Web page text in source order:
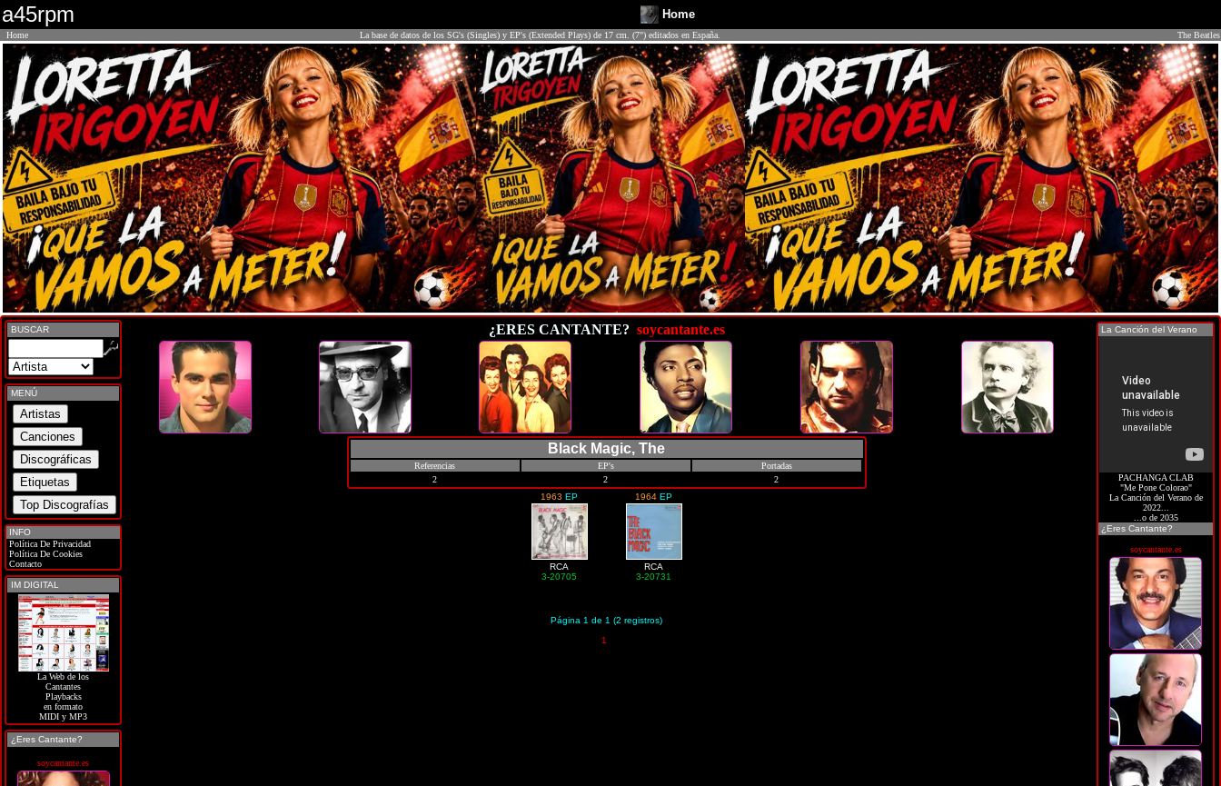
a45rpm Home
Home La base de datos de los SG's (Singles) y EP's (Extended Plays) de 17 cm. (7") editados en España. The Beatles
BUSCAR
MENÚ
INFO
Política De Privacidad
Política De Cookies
Contacto
IM DIGITAL
La Web de los
Cantantes
Playbacks
en formato
MIDI y MP3
¿Eres Cantante?
soycantante.es
¿ERES CANTANTE? soycantante.es
Black Magic, The
Referencias EP's
Portadas
2
2
2
1963 EP
RCA
3-20705
1964 EP
RCA
3-20731
Página 1 de 1 (2 registros)
1
La Canción del Verano
PACHANGA CLAB
"Me Pone Colorao"
La Canción del Verano de
2022...
...o de 2035
¿Eres Cantante?
soycantante.es